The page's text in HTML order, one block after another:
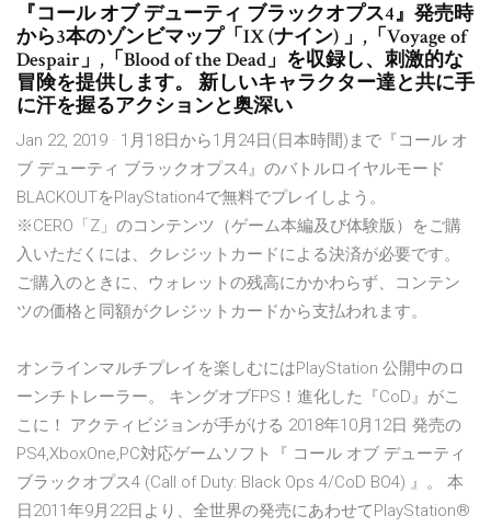
『コール オブ デューティ ブラックオプス4』発売時
から3本のゾンビマップ「IX (ナイン) 」,「Voyage of
Despair」,「Blood of the Dead」を収録し、刺激的な
冒険を提供します。 新しいキャラクター達と共に手
に汗を握るアクションと奥深い
Jan 22, 2019 · 1月18日から1月24日(日本時間)まで『コール オ
ブ デューティ ブラックオプス4』のバトルロイヤルモード
BLACKOUTをPlayStation4で無料でプレイしよう。
※CERO「Z」のコンテンツ（ゲーム本編及び体験版）をご購
入いただくには、クレジットカードによる決済が必要です。
ご購入のときに、ウォレットの残高にかかわらず、コンテン
ツの価格と同額がクレジットカードから支払われます。
オンラインマルチプレイを楽しむにはPlayStation 公開中のロ
ーンチトレーラー。 キングオブFPS！進化した『CoD』がこ
こに！ アクティビジョンが手がける 2018年10月12日 発売の
PS4,XboxOne,PC対応ゲームソフト『 コール オブ デューティ
ブラックオプス4 (Call of Duty: Black Ops 4/CoD BO4) 』。 本
日2011年9月22日より、全世界の発売にあわせてPlayStation®